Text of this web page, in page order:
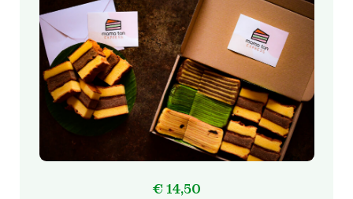
kan
gekozen
worden
op
de
productpagina
€ 14,50